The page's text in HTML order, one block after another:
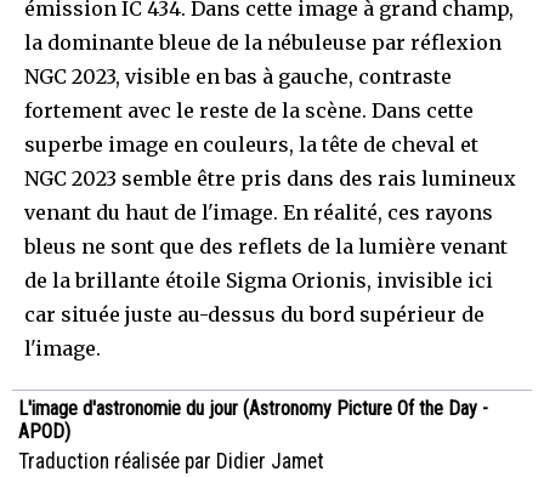
émission IC 434. Dans cette image à grand champ,
la dominante bleue de la nébuleuse par réflexion
NGC 2023, visible en bas à gauche, contraste
fortement avec le reste de la scène. Dans cette
superbe image en couleurs, la tête de cheval et
NGC 2023 semble être pris dans des rais lumineux
venant du haut de l'image. En réalité, ces rayons
bleus ne sont que des reflets de la lumière venant
de la brillante étoile Sigma Orionis, invisible ici
car située juste au-dessus du bord supérieur de
l'image.
L'image d'astronomie du jour (Astronomy Picture Of the Day -
APOD)
Traduction réalisée par Didier Jamet